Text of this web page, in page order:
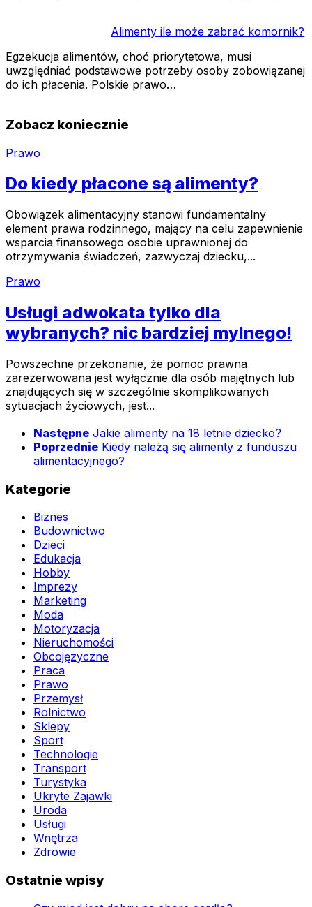
Alimenty ile może zabrać komornik?
Egzekucja alimentów, choć priorytetowa, musi
uwzględniać podstawowe potrzeby osoby zobowiązanej
do ich płacenia. Polskie prawo…
Zobacz koniecznie
Prawo
Do kiedy płacone są alimenty?
Obowiązek alimentacyjny stanowi fundamentalny
element prawa rodzinnego, mający na celu zapewnienie
wsparcia finansowego osobie uprawnionej do
otrzymywania świadczeń, zazwyczaj dziecku,...
Prawo
Usługi adwokata tylko dla
wybranych? nic bardziej mylnego!
Powszechne przekonanie, że pomoc prawna
zarezerwowana jest wyłącznie dla osób majętnych lub
znajdujących się w szczególnie skomplikowanych
sytuacjach życiowych, jest...
Następne Jakie alimenty na 18 letnie dziecko?
Poprzednie Kiedy należą się alimenty z funduszu
alimentacyjnego?
Kategorie
Biznes
Budownictwo
Dzieci
Edukacja
Hobby
Imprezy
Marketing
Moda
Motoryzacja
Nieruchomości
Obcojęzyczne
Praca
Prawo
Przemysł
Rolnictwo
Sklepy
Sport
Technologie
Transport
Turystyka
Ukryte Zajawki
Uroda
Usługi
Wnętrza
Zdrowie
Ostatnie wpisy